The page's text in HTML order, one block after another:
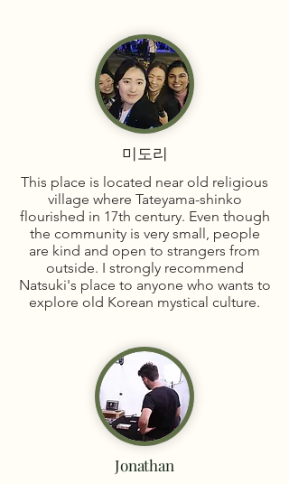
미도리
This place is located near old religious
village where Tateyama-shinko
flourished in 17th century. Even though
the community is very small, people
are kind and open to strangers from
outside. I strongly recommend
Natsuki's place to anyone who wants to
explore old Korean mystical culture.
Jonathan